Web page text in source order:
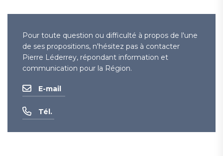
Pour toute question ou difficulté à propos de l'une
de ses propositions, n'hésitez pas à contacter
Pierre Léderrey, répondant information et
communication pour la Région.
E-mail
Tél.